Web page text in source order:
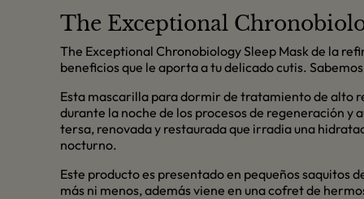
The Exceptional
The Exceptional Chronobiology Sleep Mask de la
beneficios que le aporta a tu delicado cutis.
Esta mascarilla para dormir de tratamiento de alto
durante la noche de los procesos de regeneración
tersa, renovada y restaurada que irradia una
nocturno.
Este producto es presentado en pequeños saquitos
más ni menos, además viene en una cofret de